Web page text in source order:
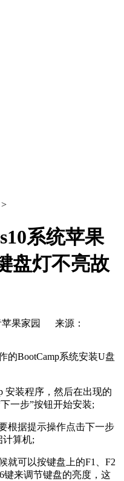
>
系统苹果
盘灯不亮故
果家园
来源：
BootCamp系统安装U盘
装程序，然后在出现的
一步”按钮开始安装;
据提示操作点击下一步
计算机;
可以按键盘上的F1、F2
键来调节键盘的亮度，这